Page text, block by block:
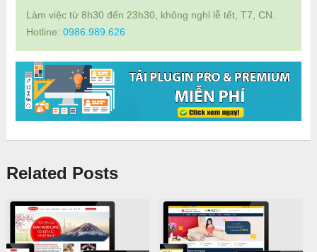
Làm việc từ 8h30 đến 23h30, không nghỉ lễ tết, T7, CN.
Hotline: 0986.989.626
Related Posts